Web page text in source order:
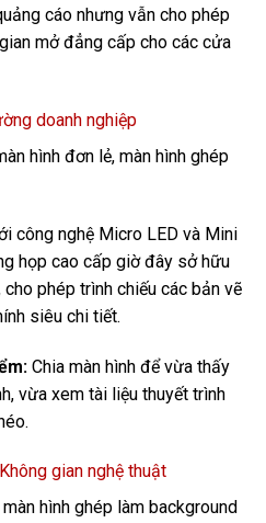
cáo nhưng vẫn cho phép
mở đẳng cấp cho các cửa
doanh nghiệp
hình đơn lẻ, màn hình ghép
công nghệ Micro LED và Mini
họp cao cấp giờ đây sở hữu
phép trình chiếu các bản vẽ
siêu chi tiết.
Chia màn hình để vừa thấy
vừa xem tài liệu thuyết trình
gian nghệ thuật
hình ghép làm background